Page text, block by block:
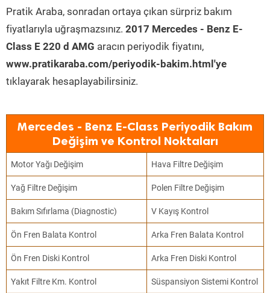
Pratik Araba, sonradan ortaya çıkan sürpriz bakım
fiyatlarıyla uğraşmazsınız. 2017 Mercedes - Benz E-
Class E 220 d AMG aracın periyodik fiyatını,
www.pratikaraba.com/periyodik-bakim.html'ye
tıklayarak hesaplayabilirsiniz.
Mercedes - Benz E-Class Periyodik Bakım
Değişim ve Kontrol Noktaları
Motor Yağı Değişim Hava Filtre Değişim
Yağ Filtre Değişim Polen Filtre Değişim
Bakım Sıfırlama (Diagnostic) V Kayış Kontrol
Ön Fren Balata Kontrol Arka Fren Balata Kontrol
Ön Fren Diski Kontrol Arka Fren Diski Kontrol
Yakıt Filtre Km. Kontrol Süspansiyon Sistemi Kontrol